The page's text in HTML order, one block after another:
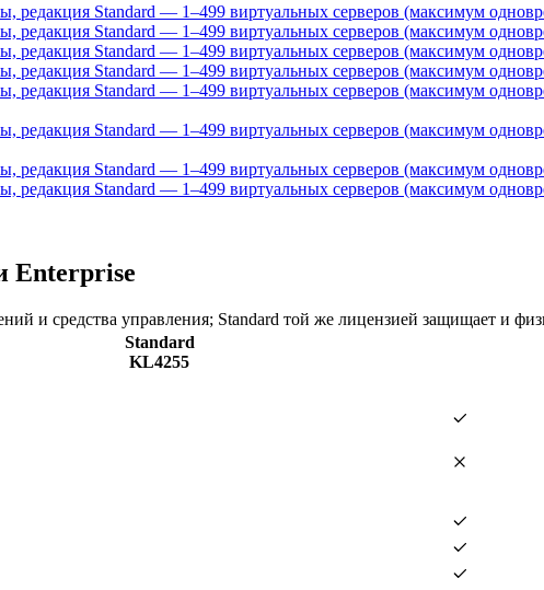
редакция Standard — 1–499 виртуальных серверов (максимум
редакция Standard — 1–499 виртуальных серверов (максимум
редакция Standard — 1–499 виртуальных серверов (максимум
редакция Standard — 1–499 виртуальных серверов (максимум
редакция Standard — 1–499 виртуальных серверов (максимум
редакция Standard — 1–499 виртуальных серверов (максимум
редакция Standard — 1–499 виртуальных серверов (максимум
редакция Standard — 1–499 виртуальных серверов (максимум
Enterprise
и средства управления; Standard той же лицензией защищает и
Standard
KL4255